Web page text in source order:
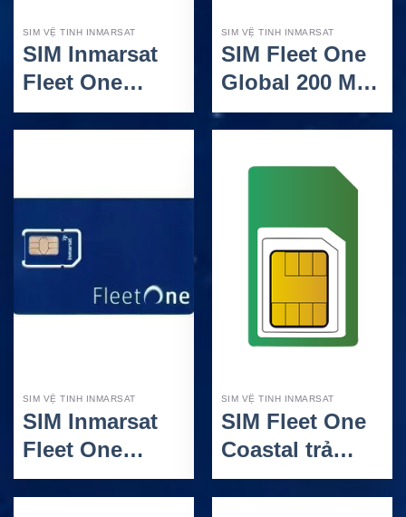
SIM VỆ TINH INMARSAT
SIM Inmarsat
Fleet One
Global 100 MB
liên lạc vệ tinh
SIM VỆ TINH INMARSAT
SIM Fleet One
Global 200 MB
– Gói trả trước
liên lạc vệ tinh
SIM VỆ TINH INMARSAT
SIM Inmarsat
Fleet One
Global 300 MB
– Gói trả trước
SIM VỆ TINH INMARSAT
SIM Fleet One
Coastal trả
trước – Giải
pháp liên lạc